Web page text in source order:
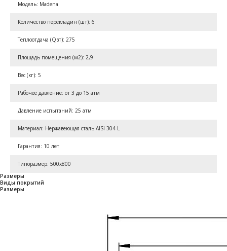
Модель: Madena
Количество перекладин (шт): 6
Теплоотдача (Qвт): 275
Площадь помещения (м2): 2,9
Вес (кг): 5
Рабочее давление: от 3 до 15 атм
Давление испытаний: 25 атм
Материал: Нержавеющая сталь AISI 304 L
Гарантия: 10 лет
Типоразмер: 500x800
Размеры
Виды покрытий
Размеры